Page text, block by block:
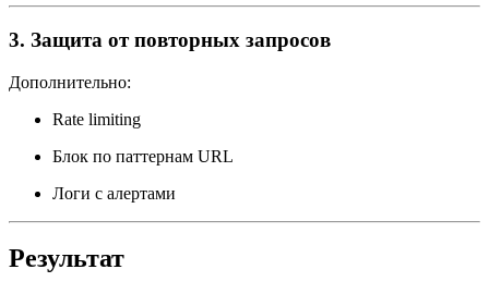
3. Защита от повторных запросов
Дополнительно:
Rate limiting
Блок по паттернам URL
Логи с алертами
Результат